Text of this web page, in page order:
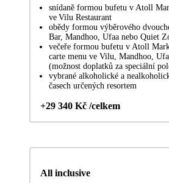
snídaně formou bufetu v Atoll
ve Vilu Restaurant
obědy formou výběrového
Bar, Mandhoo, Ufaa nebo Quiet
večeře formou bufetu v Atoll
carte menu ve Vilu, Mandhoo,
(možnost doplatků za speciální
vybrané alkoholické a
časech určených resortem
+29 340 Kč /celkem
All inclusive